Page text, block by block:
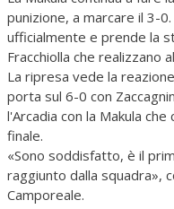
punizione, a marcare il 3-
ufficialmente e prende la
Fracchiolla che realizzano
La ripresa vede la
porta sul 6-0 con
l'Arcadia con la Makula
finale.
«Sono soddisfatto, è il
raggiunto dalla squadra»,
Camporeale.